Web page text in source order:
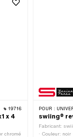
19716
x 4
chromé
POUR : UNIVERSEL ·
swiing®
Fabricant:
· Couleur: